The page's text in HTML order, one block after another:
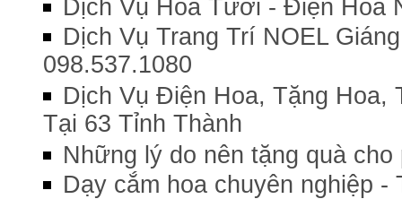
Dịch Vụ Hoa Tươi - Điện Hoa
Dịch Vụ Trang Trí NOEL
098.537.1080
Dịch Vụ Điện Hoa, Tặng Hoa,
Tại 63 Tỉnh Thành
Những lý do nên tặng quà
Dạy cắm hoa chuyên nghiệp